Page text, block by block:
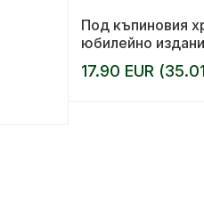
Под къпиновия
юбилейно
17.90 EUR